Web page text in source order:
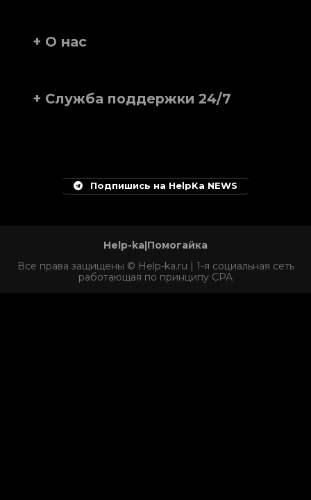
+ О нас
+ Служба поддержки 24/7
Подпишись на HelpKa NEWS
Help-ka|Помогайка
Все права защищены © Help-ka.ru | 1-я социальная сеть
работающая по принципу CPA